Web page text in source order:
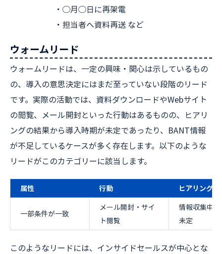
・◯月◯日に再架電
・担当者へ資料再送 など
ウォームリード
ウォームリードは、一定の興味・関心は示しているもの
の、導入の意思決定にはまだ至っていない段階のリード
です。実際の活動では、資料ダウンロードやWebサイト
の閲覧、メール開封といった行動はあるものの、ヒアリ
ングの結果から導入時期が未定であったり、BANT情報
が不足しているケースが多く存在します。以下のような
リードがこのカテゴリーに該当します。
属性 行動 ヒアリング
一部条件が一致
メール開封・サイ
ト閲覧
情報収集中
未定
このようなリードには、インサイドセールスが中心とな